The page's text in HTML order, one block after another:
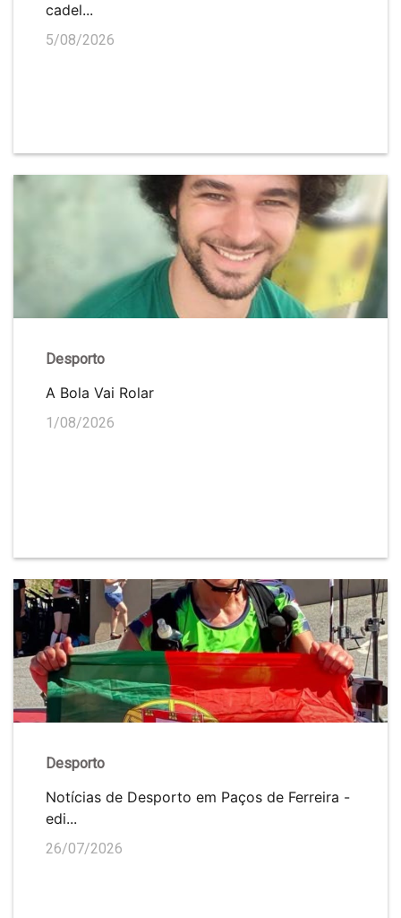
cadel...
5/08/2026
Desporto
A Bola Vai Rolar
1/08/2026
Desporto
Notícias de Desporto em Paços de Ferreira -
edi...
26/07/2026